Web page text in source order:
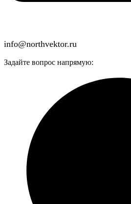
info@northvektor.ru
Задайте вопрос напрямую: